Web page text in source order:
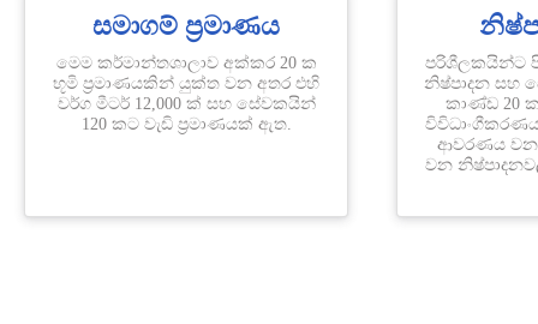
සමාගම් ප්‍රමාණය
මෙම කර්මාන්තශාලාව අක්කර 20 ක
භූමි ප්‍රමාණයකින් යුක්ත වන අතර එහි
වර්ග මීටර් 12,000 ක් සහ සේවකයින්
120 කට වැඩි ප්‍රමාණයක් ඇත.
පරිශීලකයින්ට
නිෂ්පාදන සහ
කාණ්ඩ 20
ආවරණය වන
වන